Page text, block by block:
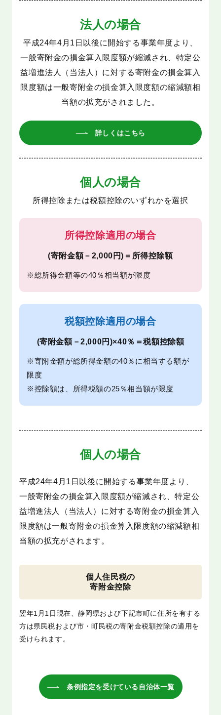
法人の場合
平成24年4月1日以後に開始する事業年度より、
一般寄附金の損金算入限度額が縮減され、特定公
益増進法人（当法人）に対する寄附金の損金算入
限度額は一般寄附金の損金算入限度額の縮減額相
当額の拡充がされました。
詳しくはこちら
個人の場合
所得控除または税額控除のいずれかを選択
所得控除適用の場合
(寄附金額－2,000円)＝所得控除額
※総所得金額等の40％相当額が限度
税額控除適用の場合
(寄附金額－2,000円)×40％＝税額控除額
※寄附金額が総所得金額の40％に相当する額が
限度
※控除額は、所得税額の25％相当額が限度
個人の場合
平成24年4月1日以後に開始する事業年度より、
一般寄附金の損金算入限度額が縮減され、特定公
益増進法人（当法人）に対する寄附金の損金算入
限度額は一般寄附金の損金算入限度額の縮減額相
当額の拡充がされます。
個人住民税の
寄附金控除
翌年1月1日現在、静岡県および下記市町に住所を有する
方は県民税および市・町民税の寄附金税額控除の適用を
受けられます。
条例指定を受けている自治体一覧